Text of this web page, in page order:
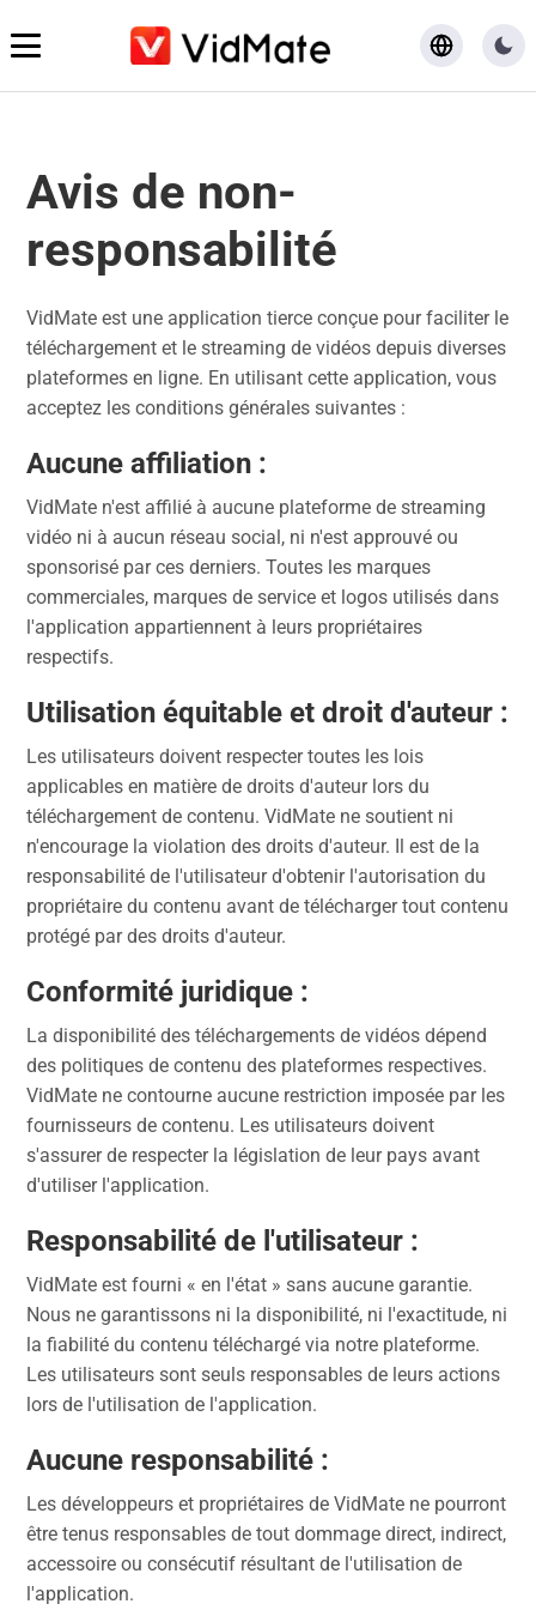
Télécharger
Blog
Avis de non-
responsabilité
VidMate est une application tierce conçue pour faciliter le
téléchargement et le streaming de vidéos depuis diverses
plateformes en ligne. En utilisant cette application, vous
acceptez les conditions générales suivantes :
Aucune affiliation :
VidMate n'est affilié à aucune plateforme de streaming
vidéo ni à aucun réseau social, ni n'est approuvé ou
sponsorisé par ces derniers. Toutes les marques
commerciales, marques de service et logos utilisés dans
l'application appartiennent à leurs propriétaires
respectifs.
Utilisation équitable et droit d'auteur :
Les utilisateurs doivent respecter toutes les lois
applicables en matière de droits d'auteur lors du
téléchargement de contenu. VidMate ne soutient ni
n'encourage la violation des droits d'auteur. Il est de la
responsabilité de l'utilisateur d'obtenir l'autorisation du
propriétaire du contenu avant de télécharger tout contenu
protégé par des droits d'auteur.
Conformité juridique :
La disponibilité des téléchargements de vidéos dépend
des politiques de contenu des plateformes respectives.
VidMate ne contourne aucune restriction imposée par les
fournisseurs de contenu. Les utilisateurs doivent
s'assurer de respecter la législation de leur pays avant
d'utiliser l'application.
Responsabilité de l'utilisateur :
VidMate est fourni « en l'état » sans aucune garantie.
Nous ne garantissons ni la disponibilité, ni l'exactitude, ni
la fiabilité du contenu téléchargé via notre plateforme.
Les utilisateurs sont seuls responsables de leurs actions
lors de l'utilisation de l'application.
Aucune responsabilité :
Les développeurs et propriétaires de VidMate ne pourront
être tenus responsables de tout dommage direct, indirect,
accessoire ou consécutif résultant de l'utilisation de
l'application.